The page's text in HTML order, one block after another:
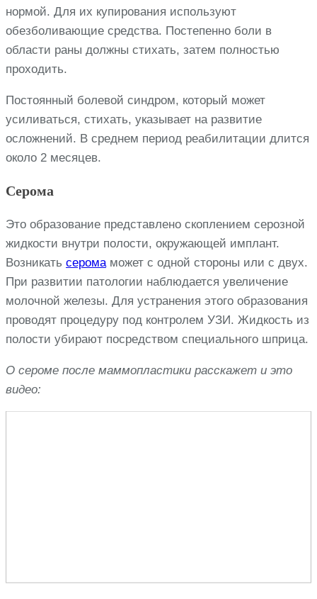
нормой. Для их купирования используют
обезболивающие средства. Постепенно боли в
области раны должны стихать, затем полностью
проходить.
Постоянный болевой синдром, который может
усиливаться, стихать, указывает на развитие
осложнений. В среднем период реабилитации длится
около 2 месяцев.
Серома
Это образование представлено скоплением серозной
жидкости внутри полости, окружающей имплант.
Возникать серома может с одной стороны или с двух.
При развитии патологии наблюдается увеличение
молочной железы. Для устранения этого образования
проводят процедуру под контролем УЗИ. Жидкость из
полости убирают посредством специального шприца.
О сероме после маммопластики расскажет и это
видео: